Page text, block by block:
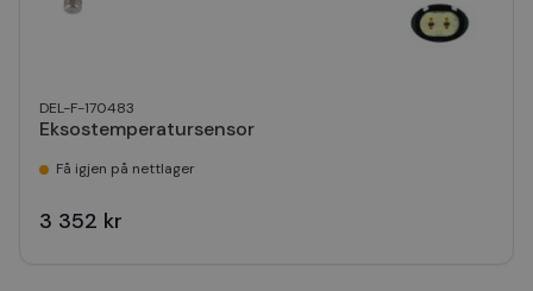
DEL-F-170483
Eksostemperatursensor
Få igjen på nettlager
3 352 kr